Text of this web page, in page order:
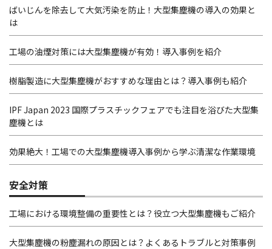
ばいじんを除去して大気汚染を防止！大型集塵機の導入の効果と
は
工場の油煙対策には大型集塵機が有効！導入事例を紹介
樹脂製造に大型集塵機がおすすめな理由とは？導入事例も紹介
IPF Japan 2023 国際プラスチックフェアでも注目を浴びた大型集
塵機とは
効果絶大！工場での大型集塵機導入事例から学ぶ清潔な作業環境
安全対策
工場における環境整備の重要性とは？役立つ大型集塵機もご紹介
大型集塵機の粉塵漏れの原因とは？よくあるトラブルと対策事例